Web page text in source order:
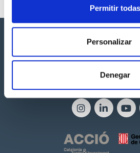
Permitir todas
Personalizar
Denegar